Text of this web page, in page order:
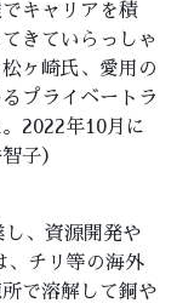
キャリアを積
きていらっしゃ
ヶ崎氏、愛用の
プライベートラ
2022年10月に
子）
、資源開発や
、チリ等の海外
で溶解して銅や